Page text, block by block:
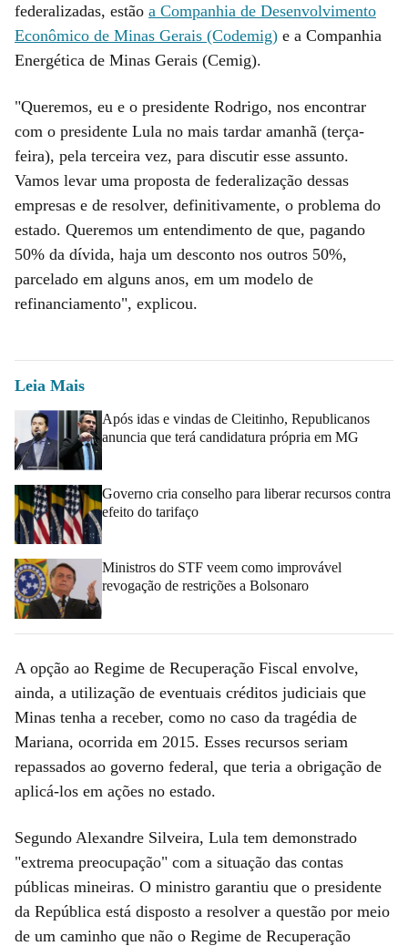
federalizadas, estão a Companhia de Desenvolvimento
Econômico de Minas Gerais (Codemig) e a Companhia
Energética de Minas Gerais (Cemig).
"Queremos, eu e o presidente Rodrigo, nos encontrar
com o presidente Lula no mais tardar amanhã (terça-
feira), pela terceira vez, para discutir esse assunto.
Vamos levar uma proposta de federalização dessas
empresas e de resolver, definitivamente, o problema do
estado. Queremos um entendimento de que, pagando
50% da dívida, haja um desconto nos outros 50%,
parcelado em alguns anos, em um modelo de
refinanciamento", explicou.
Leia Mais
Após idas e vindas de Cleitinho, Republicanos
anuncia que terá candidatura própria em MG
Governo cria conselho para liberar recursos contra
efeito do tarifaço
Ministros do STF veem como improvável
revogação de restrições a Bolsonaro
A opção ao Regime de Recuperação Fiscal envolve,
ainda, a utilização de eventuais créditos judiciais que
Minas tenha a receber, como no caso da tragédia de
Mariana, ocorrida em 2015. Esses recursos seriam
repassados ao governo federal, que teria a obrigação de
aplicá-los em ações no estado.
Segundo Alexandre Silveira, Lula tem demonstrado
"extrema preocupação" com a situação das contas
públicas mineiras. O ministro garantiu que o presidente
da República está disposto a resolver a questão por meio
de um caminho que não o Regime de Recuperação